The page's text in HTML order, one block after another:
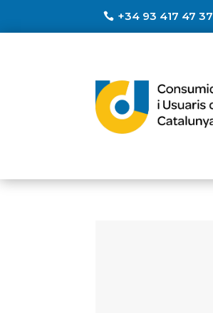
+34 93 417 47 37